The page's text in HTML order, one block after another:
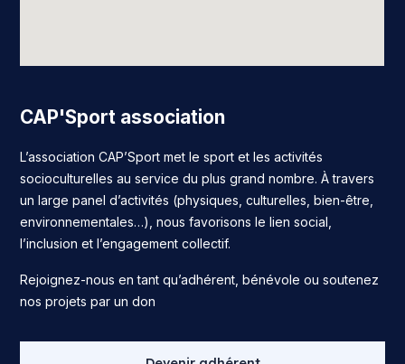
CAP'Sport association
L’association CAP’Sport met le sport et les activités
socioculturelles au service du plus grand nombre. À travers
un large panel d’activités (physiques, culturelles, bien-être,
environnementales…), nous favorisons le lien social,
l’inclusion et l’engagement collectif.
Rejoignez-nous en tant qu’adhérent, bénévole ou soutenez
nos projets par un don